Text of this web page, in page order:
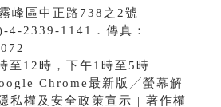
峰區中正路738之2號
4-2339-1141．傳真：
至12時，下午1時至5時
Chrome最新版╱螢幕解
私權及安全政策宣示 | 著作權